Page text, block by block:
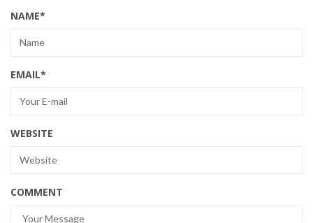
NAME*
EMAIL*
WEBSITE
COMMENT